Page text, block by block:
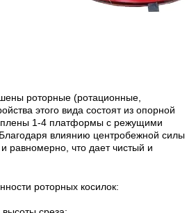
роторные (ротационные,
этого вида состоят из опорной
1-4 платформы с режущими
влиянию центробежной силы
равномерно, что дает чистый и
роторных косилок: